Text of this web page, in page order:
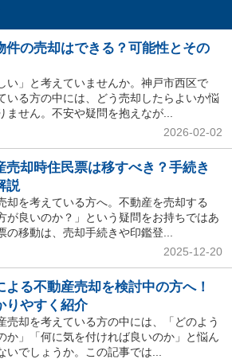
件の売却はできる？可能性とその
い」と考えていませんか。神戸市西区で
いる方の中には、どう売却したらよいか悩
ません。不安や疑問を抱えなが...
2026-02-02
売却時住民票は移すべき？手続き
説
却を考えている方へ。不動産を売却する
が良いのか？」という疑問をお持ちではあ
の移動は、売却手続きや印鑑登...
2025-12-20
る不動産売却を検討中の方へ！
りやすく紹介
売却を考えている方の中には、「どのよう
か」「何に気を付ければ良いのか」と悩ん
いでしょうか。この記事では...